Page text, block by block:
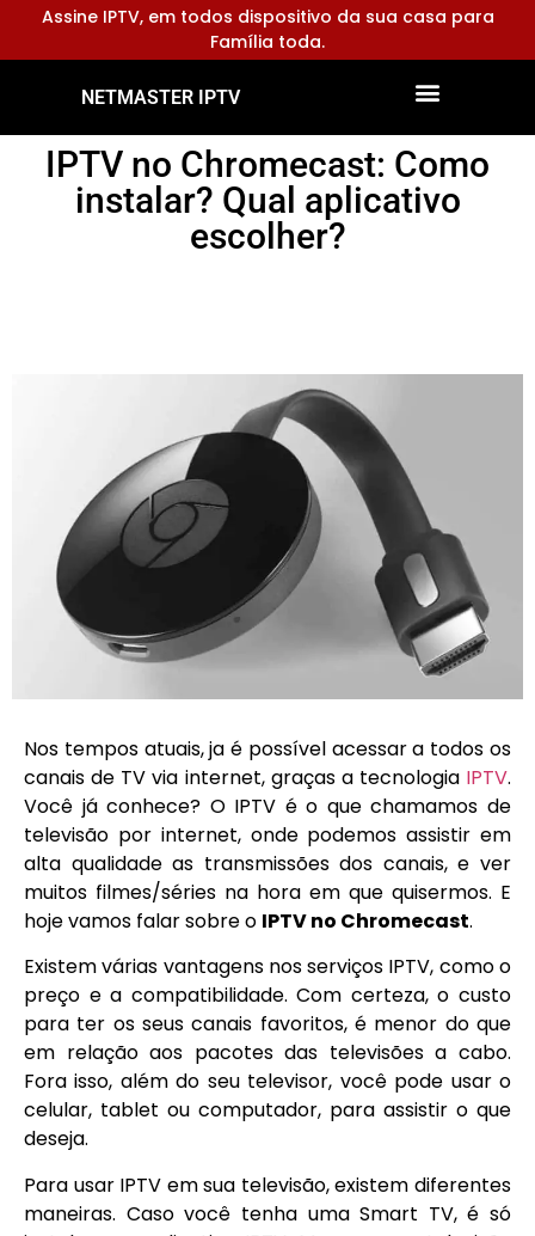
Assine IPTV, em todos dispositivo da sua casa para
Família toda.
NETMASTER IPTV
IPTV no Chromecast: Como
instalar? Qual aplicativo
escolher?
Nos tempos atuais, ja é possível acessar a todos os
canais de TV via internet, graças a tecnologia IPTV.
Você já conhece? O IPTV é o que chamamos de
televisão por internet, onde podemos assistir em
alta qualidade as transmissões dos canais, e ver
muitos filmes/séries na hora em que quisermos. E
hoje vamos falar sobre o IPTV no Chromecast.
Existem várias vantagens nos serviços IPTV, como o
preço e a compatibilidade. Com certeza, o custo
para ter os seus canais favoritos, é menor do que
em relação aos pacotes das televisões a cabo.
Fora isso, além do seu televisor, você pode usar o
celular, tablet ou computador, para assistir o que
deseja.
Para usar IPTV em sua televisão, existem diferentes
maneiras. Caso você tenha uma Smart TV, é só